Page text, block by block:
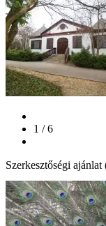
1 / 6
Szerkesztőségi ajánlat